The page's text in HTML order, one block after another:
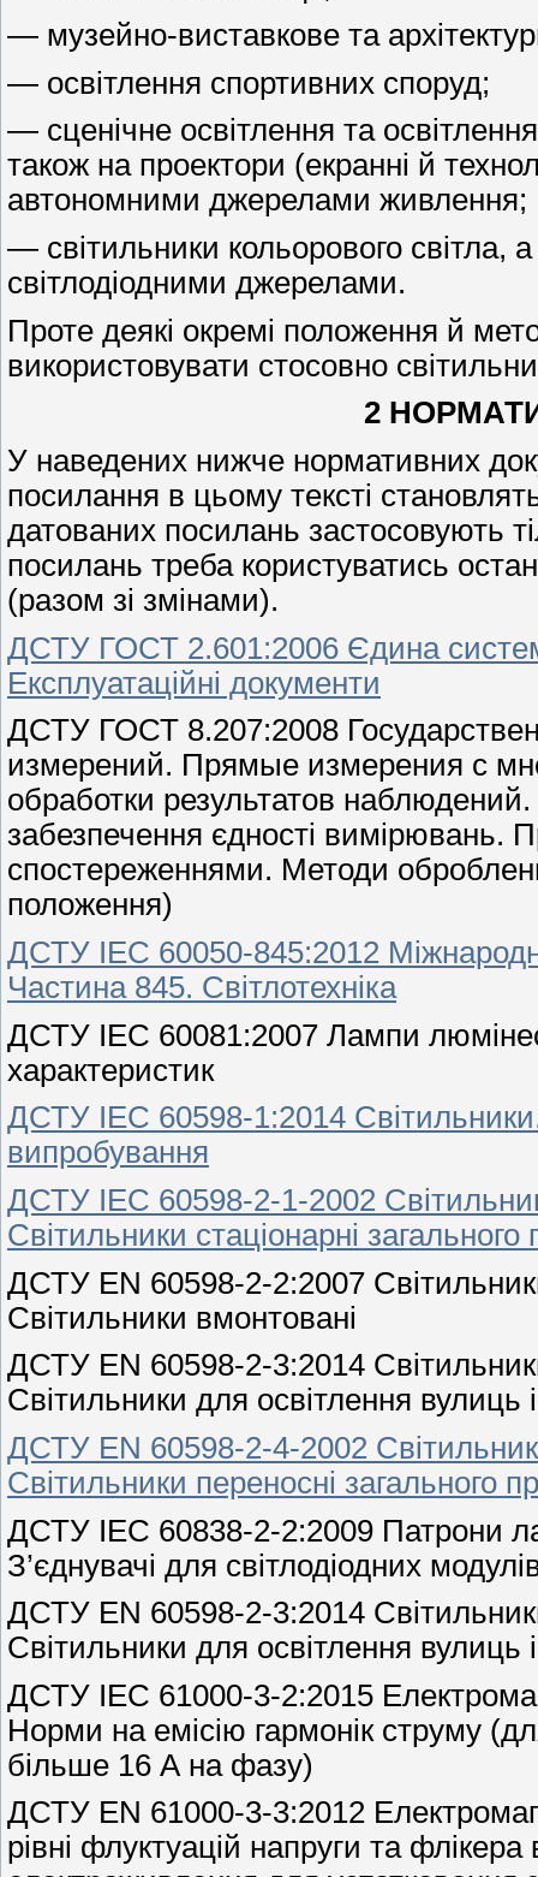
— музейно-виставкове та
— освітлення спортивних споруд;
— сценічне освітлення та
також на проектори (екранні й
автономними джерелами живлення;
— світильники кольорового світла,
світлодіодними джерелами.
Проте деякі окремі положення й
використовувати стосовно
2
У наведених нижче нормативних
посилання в цьому тексті
датованих посилань застосовують
посилань треба користуватись
(разом зі змінами).
ДСТУ ГОСТ 2.601:2006 Єдина
Експлуатаційні документи
ДСТУ ГОСТ 8.207:2008
измерений. Прямые измерения с
обработки результатов
забезпечення єдності вимірювань.
спостереженнями. Методи
положення)
ДСТУ ІЕС 60050-845:2012
Частина 845. Світлотехніка
ДСТУ ІЕС 60081:2007 Лампи
характеристик
ДСТУ ІЕС 60598-1:2014
випробування
ДСТУ ІЕС 60598-2-1-2002
Світильники стаціонарні
ДСТУ EN 60598-2-2:2007
Світильники вмонтовані
ДСТУ EN 60598-2-3:2014
Світильники для освітлення вулиць і
ДСТУ EN 60598-2-4-2002
Світильники переносні загального
ДСТУ ІЕС 60838-2-2:2009 Патрони
З’єднувачі для світлодіодних
ДСТУ EN 60598-2-3:2014
Світильники для освітлення вулиць і
ДСТУ ІЕС 61000-3-2:2015
Норми на емісію гармонік струму
більше 16 А на фазу)
ДСТУ EN 61000-3-3:2012
рівні флуктуацій напруги та